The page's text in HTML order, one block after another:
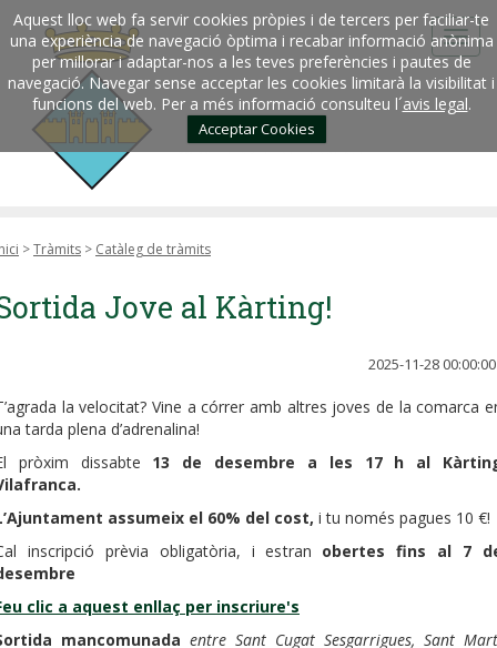
Aquest lloc web fa servir cookies pròpies i de tercers per faciliar-te
una experiència de navegació òptima i recabar informació anònima
per millorar i adaptar-nos a les teves preferències i pautes de
navegació. Navegar sense acceptar les cookies limitarà la visibilitat i
funcions del web. Per a més informació consulteu l´avis legal.
Acceptar Cookies
>Tràmits > Catàleg de tràmits
Jove al Kàrting!
2025-11-28 00:00:00
la velocitat? Vine a córrer amb altres joves de la comarca
tarda plena d’adrenalina!
pròxim dissabte 13 de desembre a les 17 h al
assumeix el 60% del cost, i tu només pagues 10 €!
inscripció prèvia obligatòria, i estran obertes fins al 7
clic a aquest enllaç per inscriure's
mancomunada entre Sant Cugat Sesgarrigues, Sant